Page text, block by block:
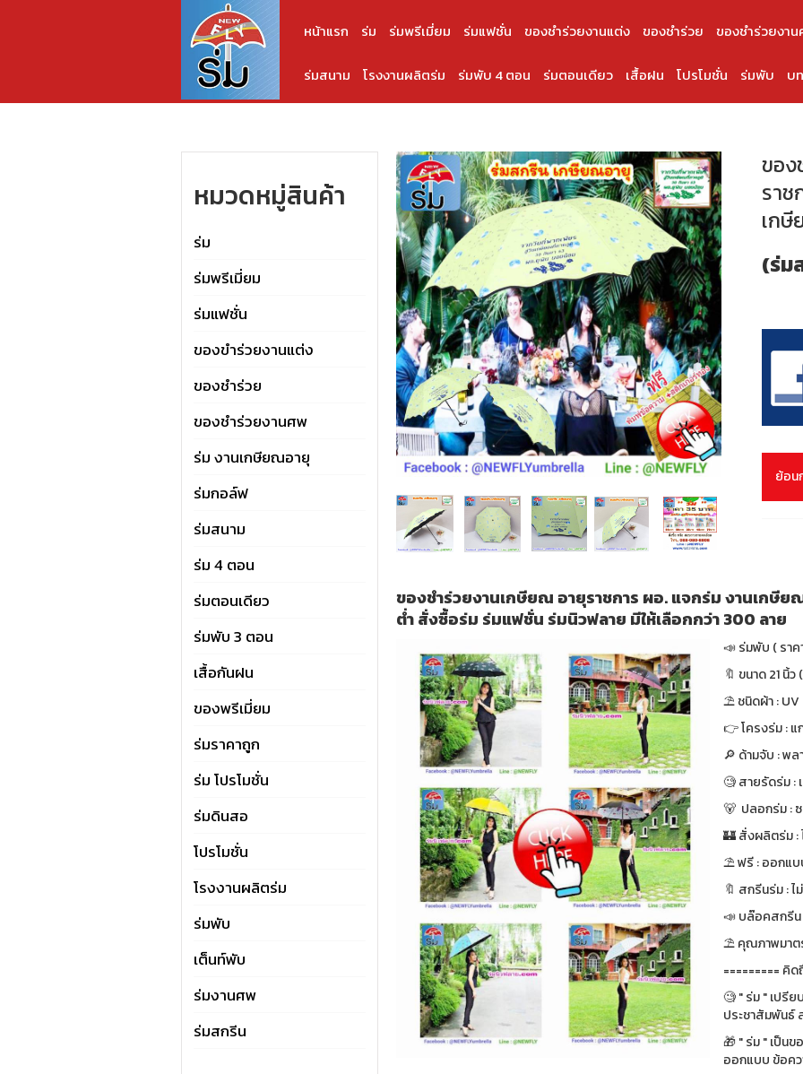
หน้าแรก ร่ม ร่มพรีเมี่ยม ร่มแฟชั่น ของชำร่วยงานแต่ง ของชำร่วย ของชำร่วยงา
ร่มสนาม โรงงานผลิตร่ม ร่มพับ 4 ตอน ร่มตอนเดียว เสื้อฝน โปรโมชั่น ร่มพับ บ
หมวดหมู่สินค้า
ร่ม
ร่มพรีเมี่ยม
ร่มแฟชั่น
ของขำร่วยงานแต่ง
ของชำร่วย
ของชำร่วยงานศพ
ร่ม งานเกษียณอายุ
ร่มกอล์ฟ
ร่มสนาม
ร่ม 4 ตอน
ร่มตอนเดียว
ร่มพับ 3 ตอน
เสื้อกันฝน
ของพรีเมี่ยม
ร่มราคาถูก
ร่ม โปรโมชั่น
ร่มดินสอ
โปรโมชั่น
โรงงานผลิตร่ม
ร่มพับ
เต็นท์พับ
ร่มงานศพ
ร่มสกรีน
ของ
ราช
เก
(ร่ม
ย้อน
ของชำร่วยงานเกษียณ อายุราชการ ผอ. แจกร่ม งานเกษี
ต่ำ สั่งซื้อร่ม ร่มแฟชั่น ร่มนิวฟลาย มีให้เลือกกว่า 300 ลาย
📣 ร่มพับ ( ราค
🔖 ขนาด 21 นิ้ว
⛱ ชนิดผ้า : UV
👉 โครงร่ม : แ
🔎 ด้ามจับ : พ
🧐 สายรัดร่ม :
🐻 ปลอกร่ม :
🏰 สั่งผลิตร่ม :
⛱ ฟรี : ออกแบ
🔖 สกรีนร่ม : ไ
📣 บล๊อคสกรีน
⛱ คุณภาพมาต
========= คิ
🧐 " ร่ม " เปรี
ประชาสัมพันธ์
🎁 " ร่ม " เป็น
ออกแบบ ข้อค